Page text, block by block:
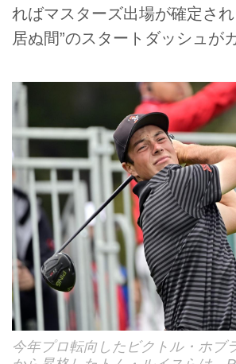
ればマスターズ出場が確定さ
居ぬ間”のスタートダッシュが
今年プロ転向したビクトル・ホブ